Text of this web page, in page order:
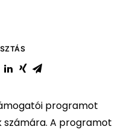
programot
számára. A programot